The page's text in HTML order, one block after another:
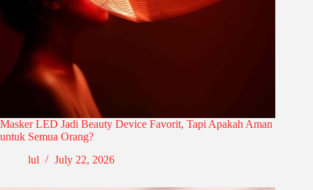
Masker LED Jadi Beauty Device Favorit, Tapi Apakah Aman
untuk Semua Orang?
lul
July 22, 2026